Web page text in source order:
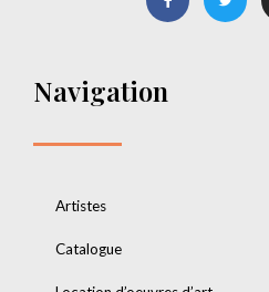
Navigation
Artistes
Catalogue